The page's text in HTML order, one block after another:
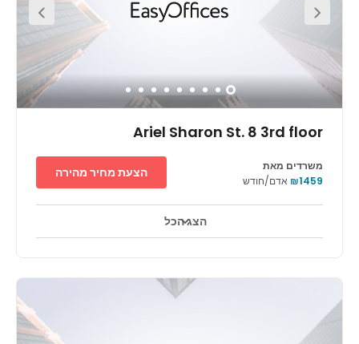
Noga Gallery of Contemporary Art and Pagoda House.
Within the area, there is a number of museums and
Ariel Sharon St. 8 3rd floor
אזורי מנוחה
הוא משרת עובדים ומקצוענים המתגוררים בערים הקרובות. המרכז
ביממה. גישה אל הטרקלין העסקי. צריך רק להגיע, והכול מוכן לתחילת
העבודה, שיחות ועידה בווידאו. חדרי פגישות פרטיים.
משרדים מאת
אדם/חודש
הצעת מחיר מהירה
הצג הכל